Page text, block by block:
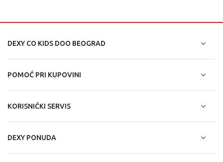
DEXY CO KIDS DOO BEOGRAD
POMOĆ PRI KUPOVINI
KORISNIČKI SERVIS
DEXY PONUDA